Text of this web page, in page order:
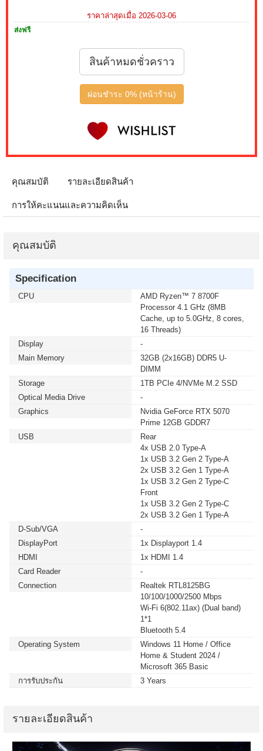
ราคาล่าสุดเมื่อ 2026-03-06
ส่งฟรี
สินค้าหมดชั่วคราว
ผ่อนชำระ 0% (หน้าร้าน)
คุณสมบัติ รายละเอียดสินค้า
การให้คะแนนและความคิดเห็น
คุณสมบัติ
Specification
CPU
AMD Ryzen™ 7 8700F
Processor 4.1 GHz (8MB
Cache, up to 5.0GHz, 8 cores,
16 Threads)
Display
-
Main Memory
32GB (2x16GB) DDR5 U-
DIMM
Storage
1TB PCIe 4/NVMe M.2 SSD
Optical Media Drive
-
Graphics
Nvidia GeForce RTX 5070
Prime 12GB GDDR7
USB
Rear
4x USB 2.0 Type-A
1x USB 3.2 Gen 2 Type-A
2x USB 3.2 Gen 1 Type-A
1x USB 3.2 Gen 2 Type-C
Front
1x USB 3.2 Gen 2 Type-C
2x USB 3.2 Gen 1 Type-A
D-Sub/VGA
-
DisplayPort
1x Displayport 1.4
HDMI
1x HDMI 1.4
Card Reader
-
Connection
Realtek RTL8125BG
10/100/1000/2500 Mbps
Wi-Fi 6(802.11ax) (Dual band)
1*1
Bluetooth 5.4
Operating System
Windows 11 Home / Office
Home & Student 2024 /
Microsoft 365 Basic
การรับประกัน
3 Years
รายละเอียดสินค้า